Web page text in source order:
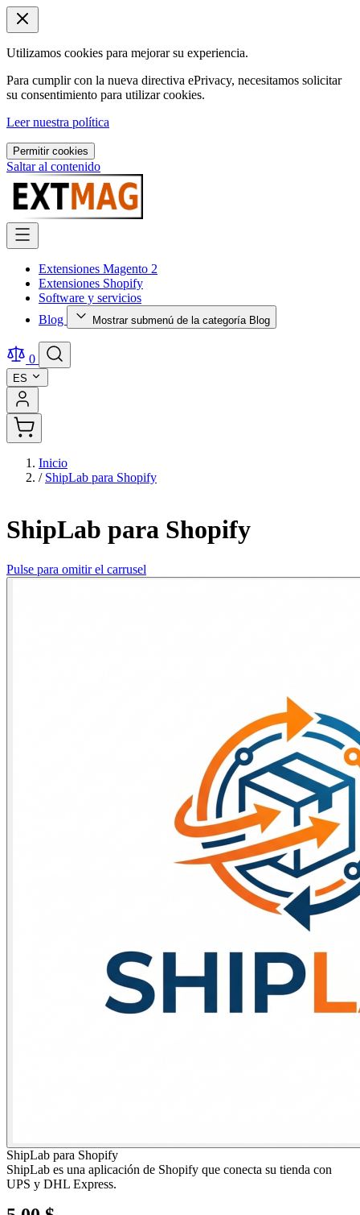
Utilizamos cookies para mejorar su experiencia.
Para cumplir con la nueva directiva ePrivacy, necesitamos solicitar
su consentimiento para utilizar cookies.
Leer nuestra política
Permitir cookies
Saltar al contenido
Extensiones Magento 2
Extensiones Shopify
Software y servicios
Blog
Mostrar submenú de la categoría Blog
0
ES
Inicio
/ ShipLab para Shopify
ShipLab para Shopify
Pulse para omitir el carrusel
ShipLab para Shopify
ShipLab es una aplicación de Shopify que conecta su tienda con
UPS y DHL Express.